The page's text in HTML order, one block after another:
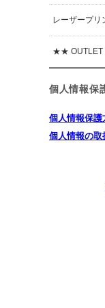
レーザープリ
★★
個人情報保
個人情報保護
個人情報の取